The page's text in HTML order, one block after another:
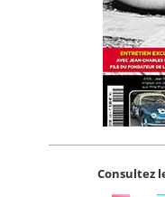
Consultez